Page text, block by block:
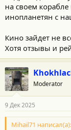
на своем
инопланетян с
Кино зайдет не
Хотя отзывы и
Moderator
9 Дек 2025
Mihail71 написал(а):